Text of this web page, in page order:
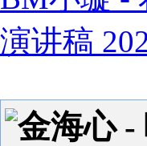
演讲稿
金海心 -